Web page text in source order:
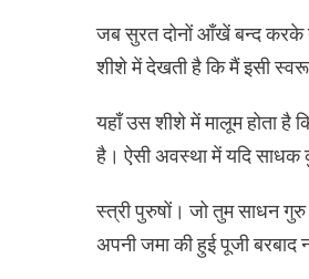
जब सुरत दोनों आँखें बन्द करके
शीशे में देखती है कि मैं इसी
यहाँ उस शीशे में मालूम होता है
है। ऐसी अवस्था में यदि साधक
स्त्री पुरुषों। जो तुम साधन गुरु
अपनी जमा की हुई पूजी